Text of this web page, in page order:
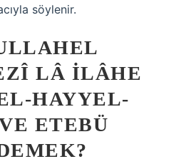
söylenir.
LÂ ILÂHE
HAYYEL-
ETEBÜ